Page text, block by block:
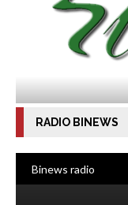
RADIO BINEWS